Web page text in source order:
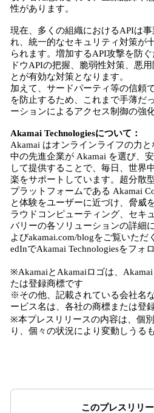
性があります。
現在、多くの組織におけるAPIは
れ、統一的なセキュリティ対策が
られます。増加するAPI攻撃を防
ドウAPIの把握、脆弱性対策、悪
とが有効な対策となります。
加えて、サードパーティ等の信頼
を防止するため、これまで手薄だ
ーションによるアクセス制御の強
Akamai Technologiesについて：
Akamai はオンラインライフの力
中の先進企業が Akamai を選び、
して提供することで、毎日、世界
楽をサポートしています。超分散
プラットフォームである Akamai
と体験をユーザーに近づけ、脅威
ラウドコンピューティング、セキ
バリーの各ソリューションの詳細
よびakamai.com/blogをご覧いた
edInでAkamai Technologiesをフォ
※AkamaiとAkamaiロゴは、Akamai
たは登録商標です
※その他、記載されている会社名
ービス名は、各社の商標または登
※本プレスリリースの内容は、個
り、個々の状況により変動しうる
このプレスリリー